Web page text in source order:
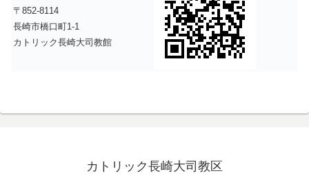
〒852-8114
長崎市橋口町1-1
カトリック長崎大司教館
カトリック長崎大司教区